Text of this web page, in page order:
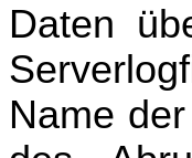
Daten
Name